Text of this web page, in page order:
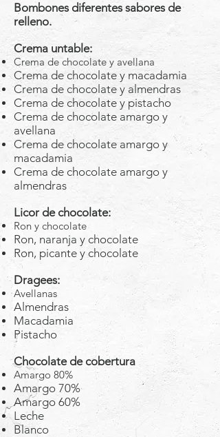
Bombones diferentes sabores de
relleno.
Crema untable:
Crema de chocolate y avellana
Crema de chocolate y macadamia
Crema de chocolate y almendras
Crema de chocolate y pistacho
Crema de chocolate amargo y
avellana
Crema de chocolate amargo y
macadamia
Crema de chocolate amargo y
almendras
Licor de chocolate:
Ron y chocolate
Ron, naranja y chocolate
Ron, picante y chocolate
Dragees:
Avellanas
Almendras
Macadamia
Pistacho
Chocolate de cobertura
Amargo 80%
Amargo 70%
Amargo 60%
Leche
Blanco